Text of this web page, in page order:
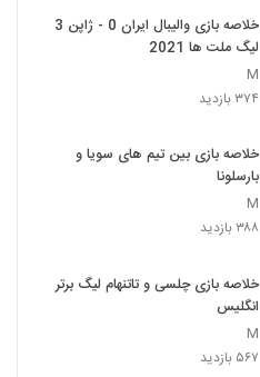
خلاصه بازی والیبال ایران 0 - ژاپن 3
لیگ ملت ها 2021
M
۳۷۴ بازدید
خلاصه بازی بین تیم های سویا و
بارسلونا
M
۳۸۸ بازدید
خلاصه بازی چلسی و تاتنهام لیگ برتر
انگلیس
M
۵۶۷ بازدید